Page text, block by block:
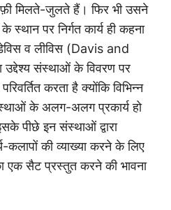
मिलते-जुलते हैं। फिर भी उसने
स्थान पर निर्गत कार्य ही कहना
व लीविस (Davis and
संस्थाओं के विवरण पर
करता है क्योंकि विभिन्न
के अलग-अलग प्रकार्य हो
पीछे इन संस्थाओं द्वारा
कलापों की व्याख्या करने के लिए
एक सैट प्रस्तुत करने की भावना